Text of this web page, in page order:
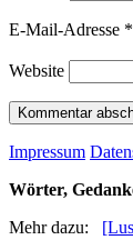
E-Mail-Adresse *
Website
Impressum
Wörter,
Mehr dazu: